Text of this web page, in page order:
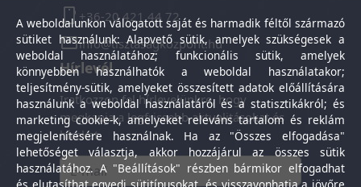
+36-20 421 44 72
info@tisztasagkozpont.hu
Hírlevél
Iratkozzon fel hírlevelünkre, hogy
megkapja a legfrissebb aktualitásokat és
híreket.
A weboldalunkon válogatott saját és harmadik féltől származó
sütiket használunk: Alapvető sütik, amelyek szükségesek a
weboldal használatához; funkcionális sütik, amelyek
könnyebben használhatók a weboldal használatakor;
teljesítmény-sütik, amelyeket összesített adatok előállítására
használunk a weboldal használatáról és a statisztikákról; és
marketing cookie-k, amelyeket releváns tartalom és reklám
megjelenítésére használnak. Ha az "Összes elfogadása"
lehetőséget választja, akkor hozzájárul az összes sütik
használatához. A "Beállítások" részben bármikor elfogadhat